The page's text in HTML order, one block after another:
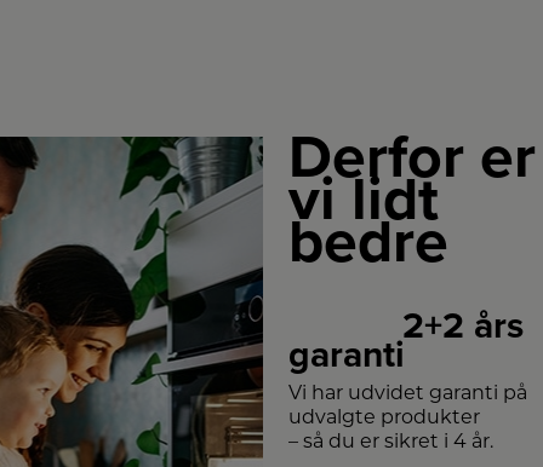
Derfor er
vi lidt
bedre
2+2 års
garanti
Vi har udvidet garanti på
udvalgte produkter
– så du er sikret i 4 år.